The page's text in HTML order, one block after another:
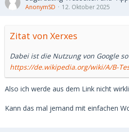
AnonymSD 12. Oktober 2025
Zitat von Xerxes
Dabei ist die Nutzung von Google
https://de.wikipedia.org/wiki/A/B-
Also ich werde aus dem Link nicht
Kann das mal jemand mit einfachen